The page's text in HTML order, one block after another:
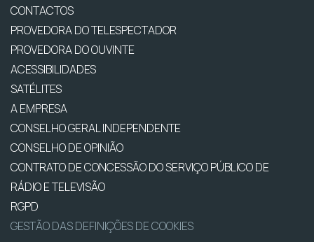
CONTACTOS
PROVEDORA DO TELESPECTADOR
PROVEDORA DO OUVINTE
ACESSIBILIDADES
SATÉLITES
A EMPRESA
CONSELHO GERAL INDEPENDENTE
CONSELHO DE OPINIÃO
CONTRATO DE CONCESSÃO DO SERVIÇO PÚBLICO DE
RÁDIO E TELEVISÃO
RGPD
GESTÃO DAS DEFINIÇÕES DE COOKIES